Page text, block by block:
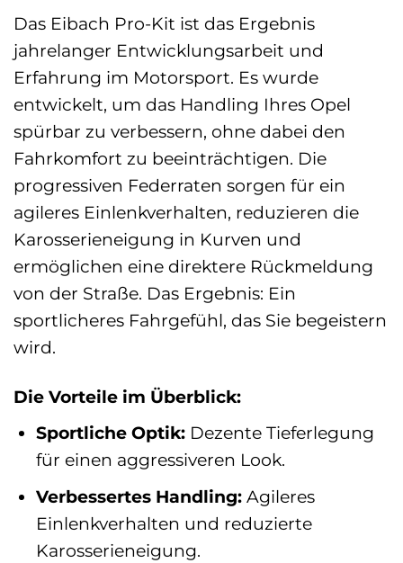
Das Eibach Pro-Kit ist das Ergebnis
jahrelanger Entwicklungsarbeit und
Erfahrung im Motorsport. Es wurde
entwickelt, um das Handling Ihres Opel
spürbar zu verbessern, ohne dabei den
Fahrkomfort zu beeinträchtigen. Die
progressiven Federraten sorgen für ein
agileres Einlenkverhalten, reduzieren die
Karosserieneigung in Kurven und
ermöglichen eine direktere Rückmeldung
von der Straße. Das Ergebnis: Ein
sportlicheres Fahrgefühl, das Sie begeistern
wird.
Die Vorteile im Überblick:
Sportliche Optik:Dezente Tieferlegung
für einen aggressiveren Look.
Verbessertes Handling:Agileres
Einlenkverhalten und reduzierte
Karosserieneigung.